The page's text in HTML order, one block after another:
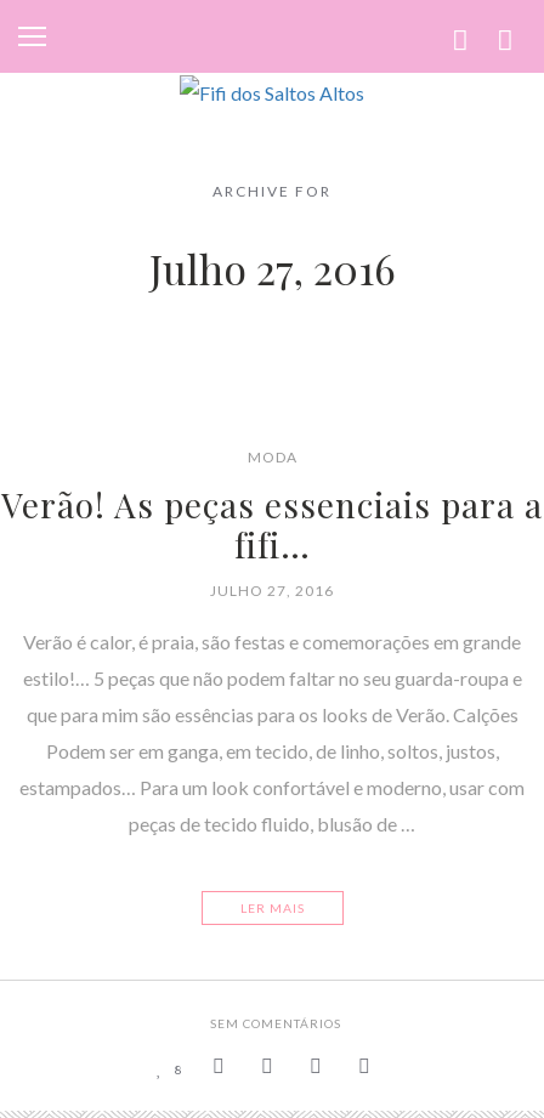
ARCHIVE FOR
Julho 27, 2016
MODA
Verão! As peças essenciais para a
fifi…
JULHO 27, 2016
Verão é calor, é praia, são festas e comemorações em grande
estilo!… 5 peças que não podem faltar no seu guarda-roupa e
que para mim são essências para os looks de Verão. Calções
Podem ser em ganga, em tecido, de linho, soltos, justos,
estampados… Para um look confortável e moderno, usar com
peças de tecido fluido, blusão de …
LER MAIS
SEM COMENTÁRIOS
8